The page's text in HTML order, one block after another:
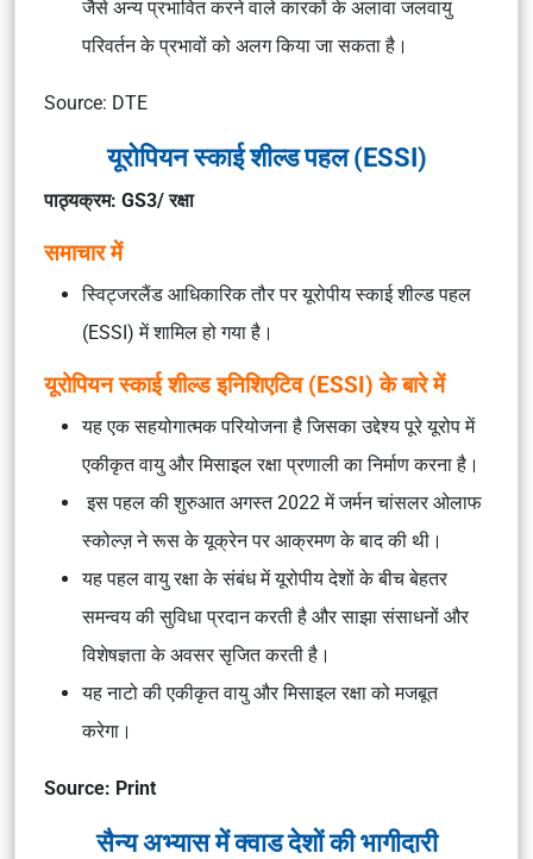
जैसे अन्य प्रभावित करने वाले कारकों के अलावा जलवायु
परिवर्तन के प्रभावों को अलग किया जा सकता है।
Source: DTE
यूरोपियन स्काई शील्ड पहल (ESSI)
पाठ्यक्रम: GS3/ रक्षा
समाचार में
स्विट्जरलैंड आधिकारिक तौर पर यूरोपीय स्काई शील्ड पहल
(ESSI) में शामिल हो गया है।
यूरोपियन स्काई शील्ड इनिशिएटिव (ESSI) के बारे में
यह एक सहयोगात्मक परियोजना है जिसका उद्देश्य पूरे यूरोप में
एकीकृत वायु और मिसाइल रक्षा प्रणाली का निर्माण करना है।
इस पहल की शुरुआत अगस्त 2022 में जर्मन चांसलर ओलाफ
स्कोल्ज़ ने रूस के यूक्रेन पर आक्रमण के बाद की थी।
यह पहल वायु रक्षा के संबंध में यूरोपीय देशों के बीच बेहतर
समन्वय की सुविधा प्रदान करती है और साझा संसाधनों और
विशेषज्ञता के अवसर सृजित करती है।
यह नाटो की एकीकृत वायु और मिसाइल रक्षा को मजबूत
करेगा।
Source: Print
सैन्य अभ्यास में क्वाड देशों की भागीदारी